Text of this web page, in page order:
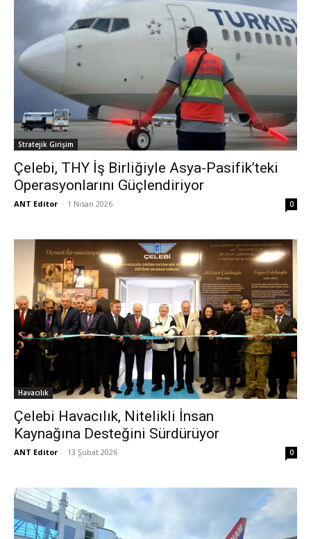
Stratejik Girişim
Çelebi, THY İş Birliğiyle Asya-Pasifik’teki
Operasyonlarını Güçlendiriyor
ANT Editor - 1 Nisan 2026 0
Havacılık
Çelebi Havacılık, Nitelikli İnsan
Kaynağına Desteğini Sürdürüyor
ANT Editor - 13 Şubat 2026 0